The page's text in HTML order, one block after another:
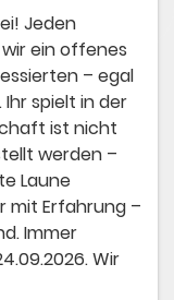
Jeden
ein offenes
– egal
spielt in der
ist nicht
werden –
Laune
mit Erfahrung –
Immer
Wir